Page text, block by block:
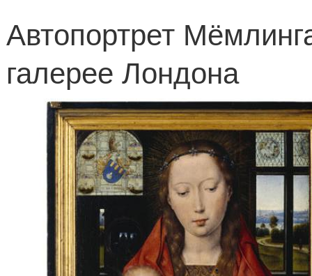
Автопортрет
галерее Лондона